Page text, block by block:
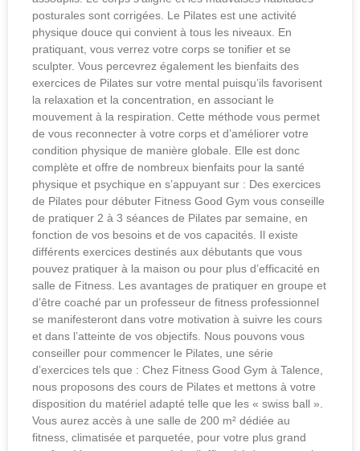
posturales sont corrigées. Le Pilates est une activité
physique douce qui convient à tous les niveaux. En
pratiquant, vous verrez votre corps se tonifier et se
sculpter. Vous percevrez également les bienfaits des
exercices de Pilates sur votre mental puisqu’ils favorisent
la relaxation et la concentration, en associant le
mouvement à la respiration. Cette méthode vous permet
de vous reconnecter à votre corps et d’améliorer votre
condition physique de manière globale. Elle est donc
complète et offre de nombreux bienfaits pour la santé
physique et psychique en s’appuyant sur : Des exercices
de Pilates pour débuter Fitness Good Gym vous conseille
de pratiquer 2 à 3 séances de Pilates par semaine, en
fonction de vos besoins et de vos capacités. Il existe
différents exercices destinés aux débutants que vous
pouvez pratiquer à la maison ou pour plus d’efficacité en
salle de Fitness. Les avantages de pratiquer en groupe et
d’être coaché par un professeur de fitness professionnel
se manifesteront dans votre motivation à suivre les cours
et dans l’atteinte de vos objectifs. Nous pouvons vous
conseiller pour commencer le Pilates, une série
d’exercices tels que : Chez Fitness Good Gym à Talence,
nous proposons des cours de Pilates et mettons à votre
disposition du matériel adapté telle que les « swiss ball ».
Vous aurez accès à une salle de 200 m² dédiée au
fitness, climatisée et parquetée, pour votre plus grand